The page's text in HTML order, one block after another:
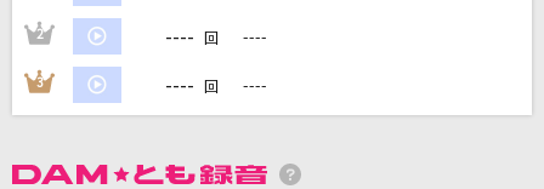
DAMの新曲・ランキングなど
2 ---- 回 ----
3 ---- 回 ----